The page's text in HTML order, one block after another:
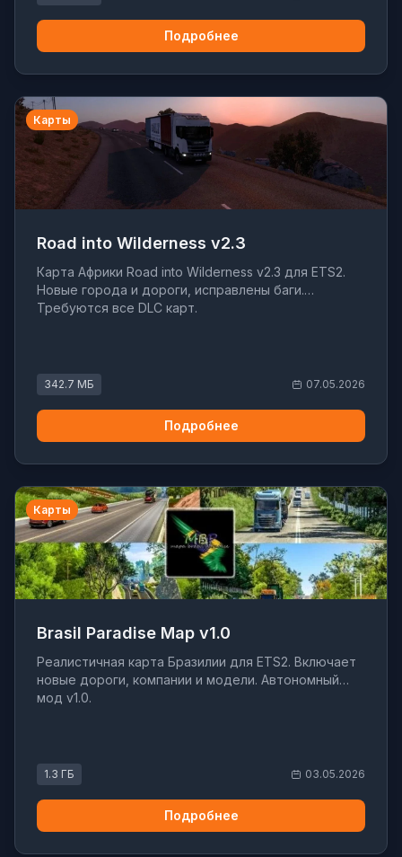
Подробнее
Карты
Road into Wilderness v2.3
Карта Африки Road into Wilderness v2.3 для ETS2.
Новые города и дороги, исправлены баги.
Требуются все DLC карт.
342.7 МБ 07.05.2026
Подробнее
Карты
Brasil Paradise Map v1.0
Реалистичная карта Бразилии для ETS2. Включает
новые дороги, компании и модели. Автономный
мод v1.0.
1.3 ГБ 03.05.2026
Подробнее